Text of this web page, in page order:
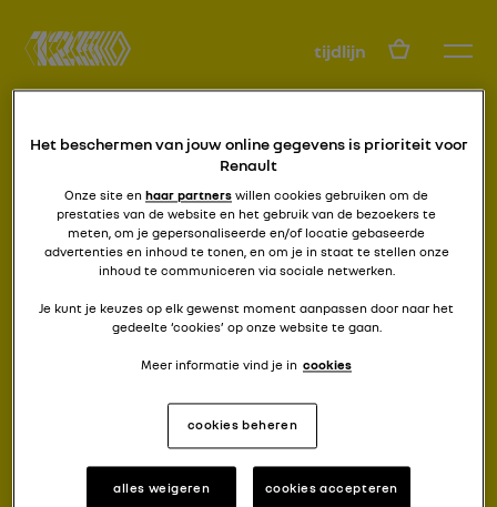
tijdlijn NL
tot de max
MAXI 5 TURBO
Het beschermen van jouw online gegevens is prioriteit voor
Renault
Onze site en haar partners willen cookies gebruiken om de
prestaties van de website en het gebruik van de bezoekers te
meten, om je gepersonaliseerde en/of locatie gebaseerde
advertenties en inhoud te tonen, en om je in staat te stellen onze
inhoud te communiceren via sociale netwerken.
Je kunt je keuzes op elk gewenst moment aanpassen door naar het
gedeelte ‘cookies’ op onze website te gaan.
Meer informatie vind je in cookies
cookies beheren
alles weigeren cookies accepteren